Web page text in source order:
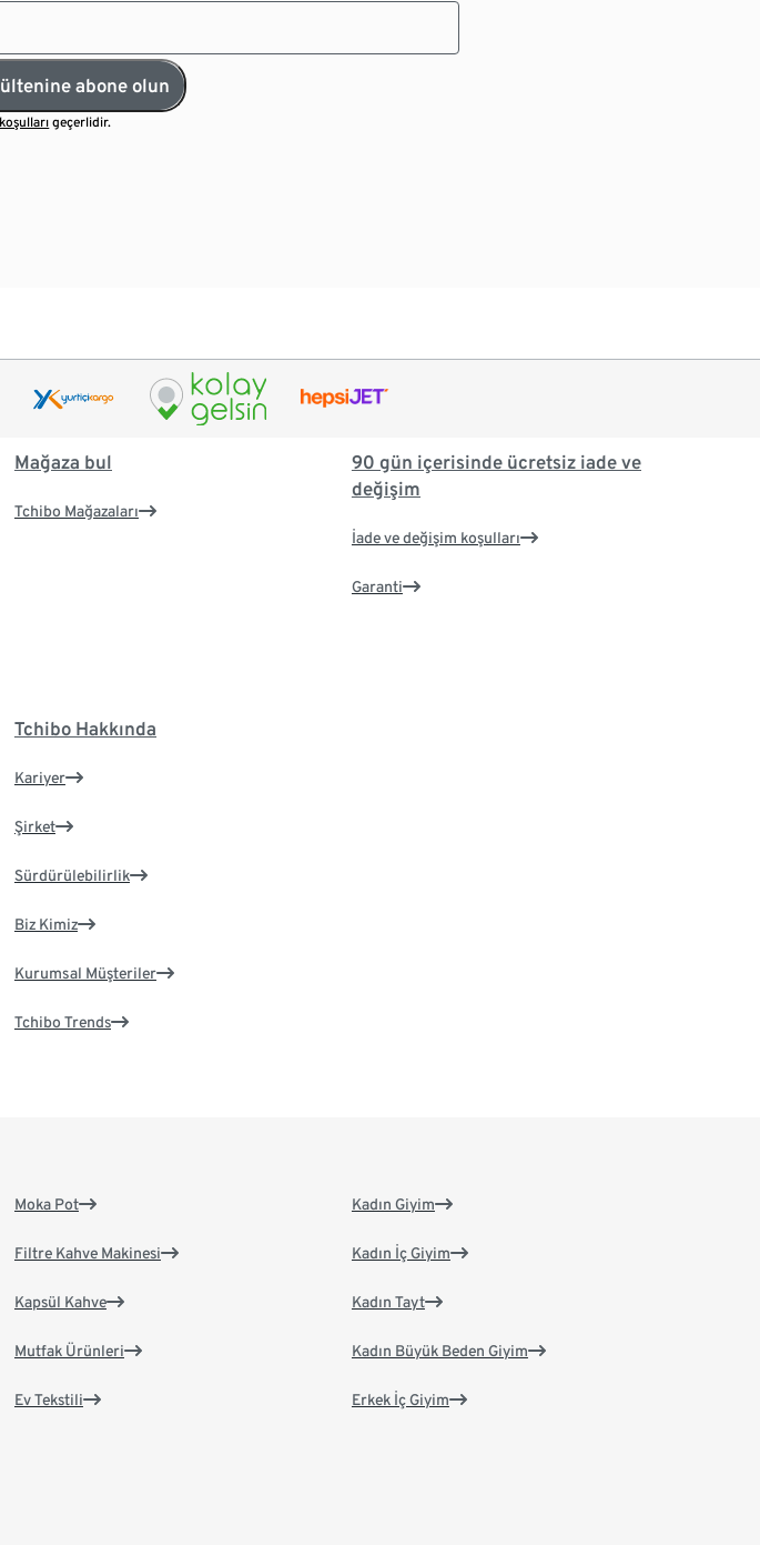
abone olun
geçerlidir.
Mağaza bul
Tchibo Mağazaları
90 gün içerisinde ücretsiz iade ve
değişim
İade ve değişim koşulları
Garanti
Tchibo Hakkında
Kariyer
Şirket
Sürdürülebilirlik
Biz Kimiz
Kurumsal Müşteriler
Tchibo Trends
Moka Pot
Filtre Kahve Makinesi
Kapsül Kahve
Mutfak Ürünleri
Ev Tekstili
Kadın Giyim
Kadın İç Giyim
Kadın Tayt
Kadın Büyük Beden Giyim
Erkek İç Giyim